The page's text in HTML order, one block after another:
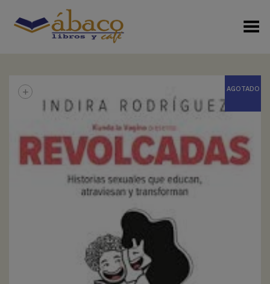
Menú Alterno
AGOTADO
+